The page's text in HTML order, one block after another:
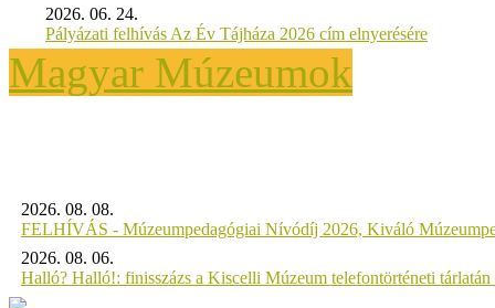
2026. 06. 24.
Pályázati felhívás Az Év Tájháza 2026 cím elnyerésére
Magyar Múzeumok
2026. 08. 08.
FELHÍVÁS - Múzeumpedagógiai Nívódíj 2026, Kiváló
2026. 08. 06.
Halló? Halló!: finisszázs a Kiscelli Múzeum telefontörténeti tárlatán